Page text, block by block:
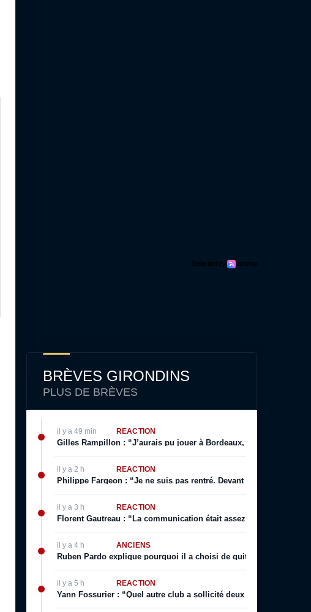
BRÈVES GIRONDINS
PLUS DE BRÈVES
il y a 49 min RÉACTION
Gilles Rampillon : “J’aurais pu jouer à Bordeaux, j’aurais pu
il y a 2 h RÉACTION
Philippe Fargeon : “Je ne suis pas rentré. Devant mon public. Ça,
il y a 3 h RÉACTION
Florent Gautreau : “La communication était assez bonne de la
il y a 4 h ANCIENS
Ruben Pardo explique pourquoi il a choisi de quitter Bordeaux
il y a 5 h RÉACTION
Yann Fossurier : “Quel autre club a sollicité deux fois un